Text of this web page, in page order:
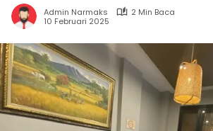
Admin Narmaks
2 Min Baca
10 Februari 2025